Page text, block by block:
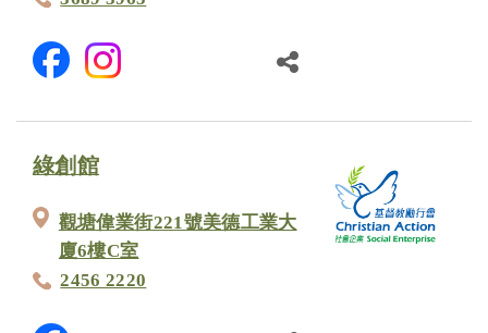
綠創館
觀塘偉業街221號美德工業大
廈6樓C室
2456 2220